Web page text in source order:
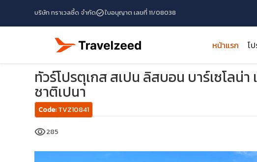
บริษัท ทราเวลซี้ด จำกัดcheck_circleใบอนุญาต เลขที่ 11/08038
หน้าแรก โ
หน้าแรก โปรแกรมทัวร์ ทัวร์โปรตุเกส
ทัวร์โปรตุเกส สเปน ลิสบอน บาร์เซโลน่า
ชาติเปนา
Code:TVZ10841
visibility285